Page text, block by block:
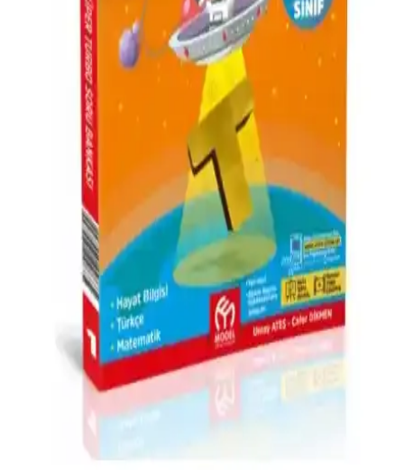
2023 güncel müfredatına uygun, 160 sayfalık, çözüm detaylarıyla
zengin, taşınabilir ve kullanışlı eğitim materyali. Öğrencilere sınava
hazırlıkta destek sağlar.
İş Bankası Kültür Yayınları Minik Elif Kitapları ile
İlk Okuma Deneyimi Rehberi
Minik Elif Kitapları, çocukların okuma alışkanlığını geliştiren
eğlenceli ve öğretici hikayelerle dolu, renkli görseller ve uygun
boyutuyla 7-8 yaş ve sonrası çocuklar için ideal bir ilk okuma
Bilfen 3. Sınıf 4'lü Deneme Seti 2024 Öğrencilerin
Sınav Hazırlığını Destekleyen Eğitim Materyali
Bilfen 3. Sınıf 4'lü Deneme Seti 2024, öğrencilerin sınavlara etkili
hazırlık yapmasını sağlayan kapsamlı ve güvenilir bir eğitim
materyalidir, çeşitli soru tipleriyle pratik kazandırır.
Adeda Tatil Etkinlikleri Kitabı 1. Sınıf için Eğlenceli
ve Öğretici Yaz Tatili Kaynağı
Adeda Tatil Etkinlikleri Kitabı, 1. ve 2. sınıf çocuklar için
tasarlanmış, dikkat, okuma ve matematik becerilerini geliştiren